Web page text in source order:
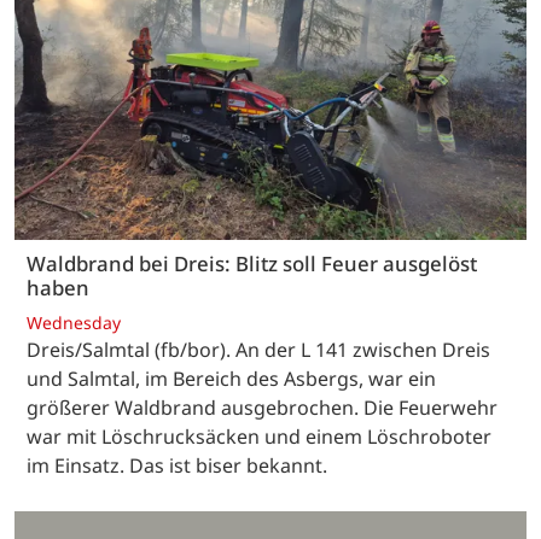
Waldbrand bei Dreis: Blitz soll Feuer ausgelöst
haben
Wednesday
Dreis/Salmtal (fb/bor). An der L 141 zwischen Dreis
und Salmtal, im Bereich des Asbergs, war ein
größerer Waldbrand ausgebrochen. Die Feuerwehr
war mit Löschrucksäcken und einem Löschroboter
im Einsatz. Das ist biser bekannt.